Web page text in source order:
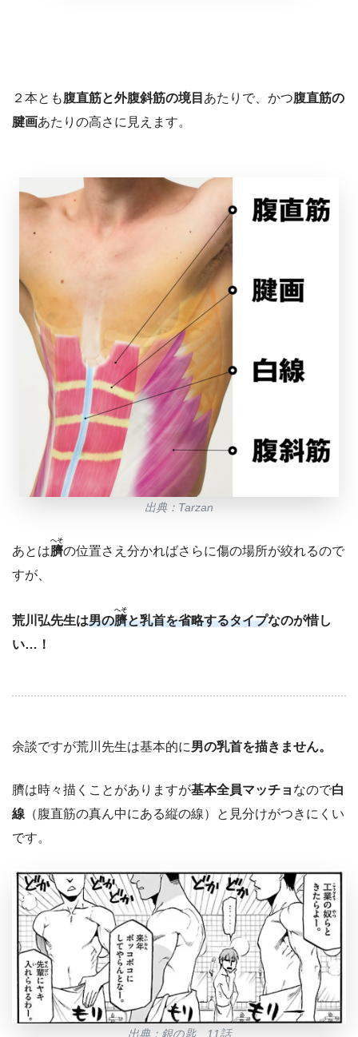
２本とも腹直筋と外腹斜筋の境目 あたりで、かつ腹直筋の
腱画あたりの高さに見えます。
出典：Tarzan
あとは臍
へそ
の位置さえ分かればさらに傷の場所が絞れるので
すが、
荒川弘先生は男の臍
へそ
と乳首を省略するタイプなのが惜し
い…！
余談ですが荒川先生は基本的に男の乳首を描きません。
臍は時々描くことがありますが基本全員マッチョ なので白
線 （腹直筋の真ん中にある縦の線）と見分けがつきにくい
です。
出典：銀の匙 11話